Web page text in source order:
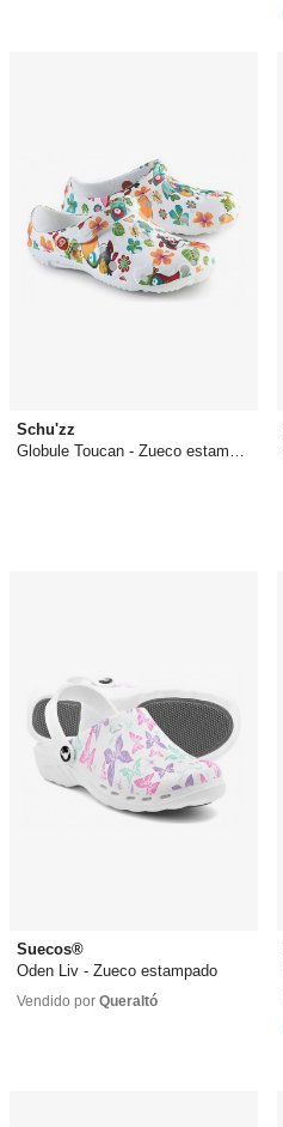
Schu'zz
Globule Toucan - Zueco estampado
Suecos®
Oden Liv - Zueco estampado
35,99 €
Vendido porQueraltó